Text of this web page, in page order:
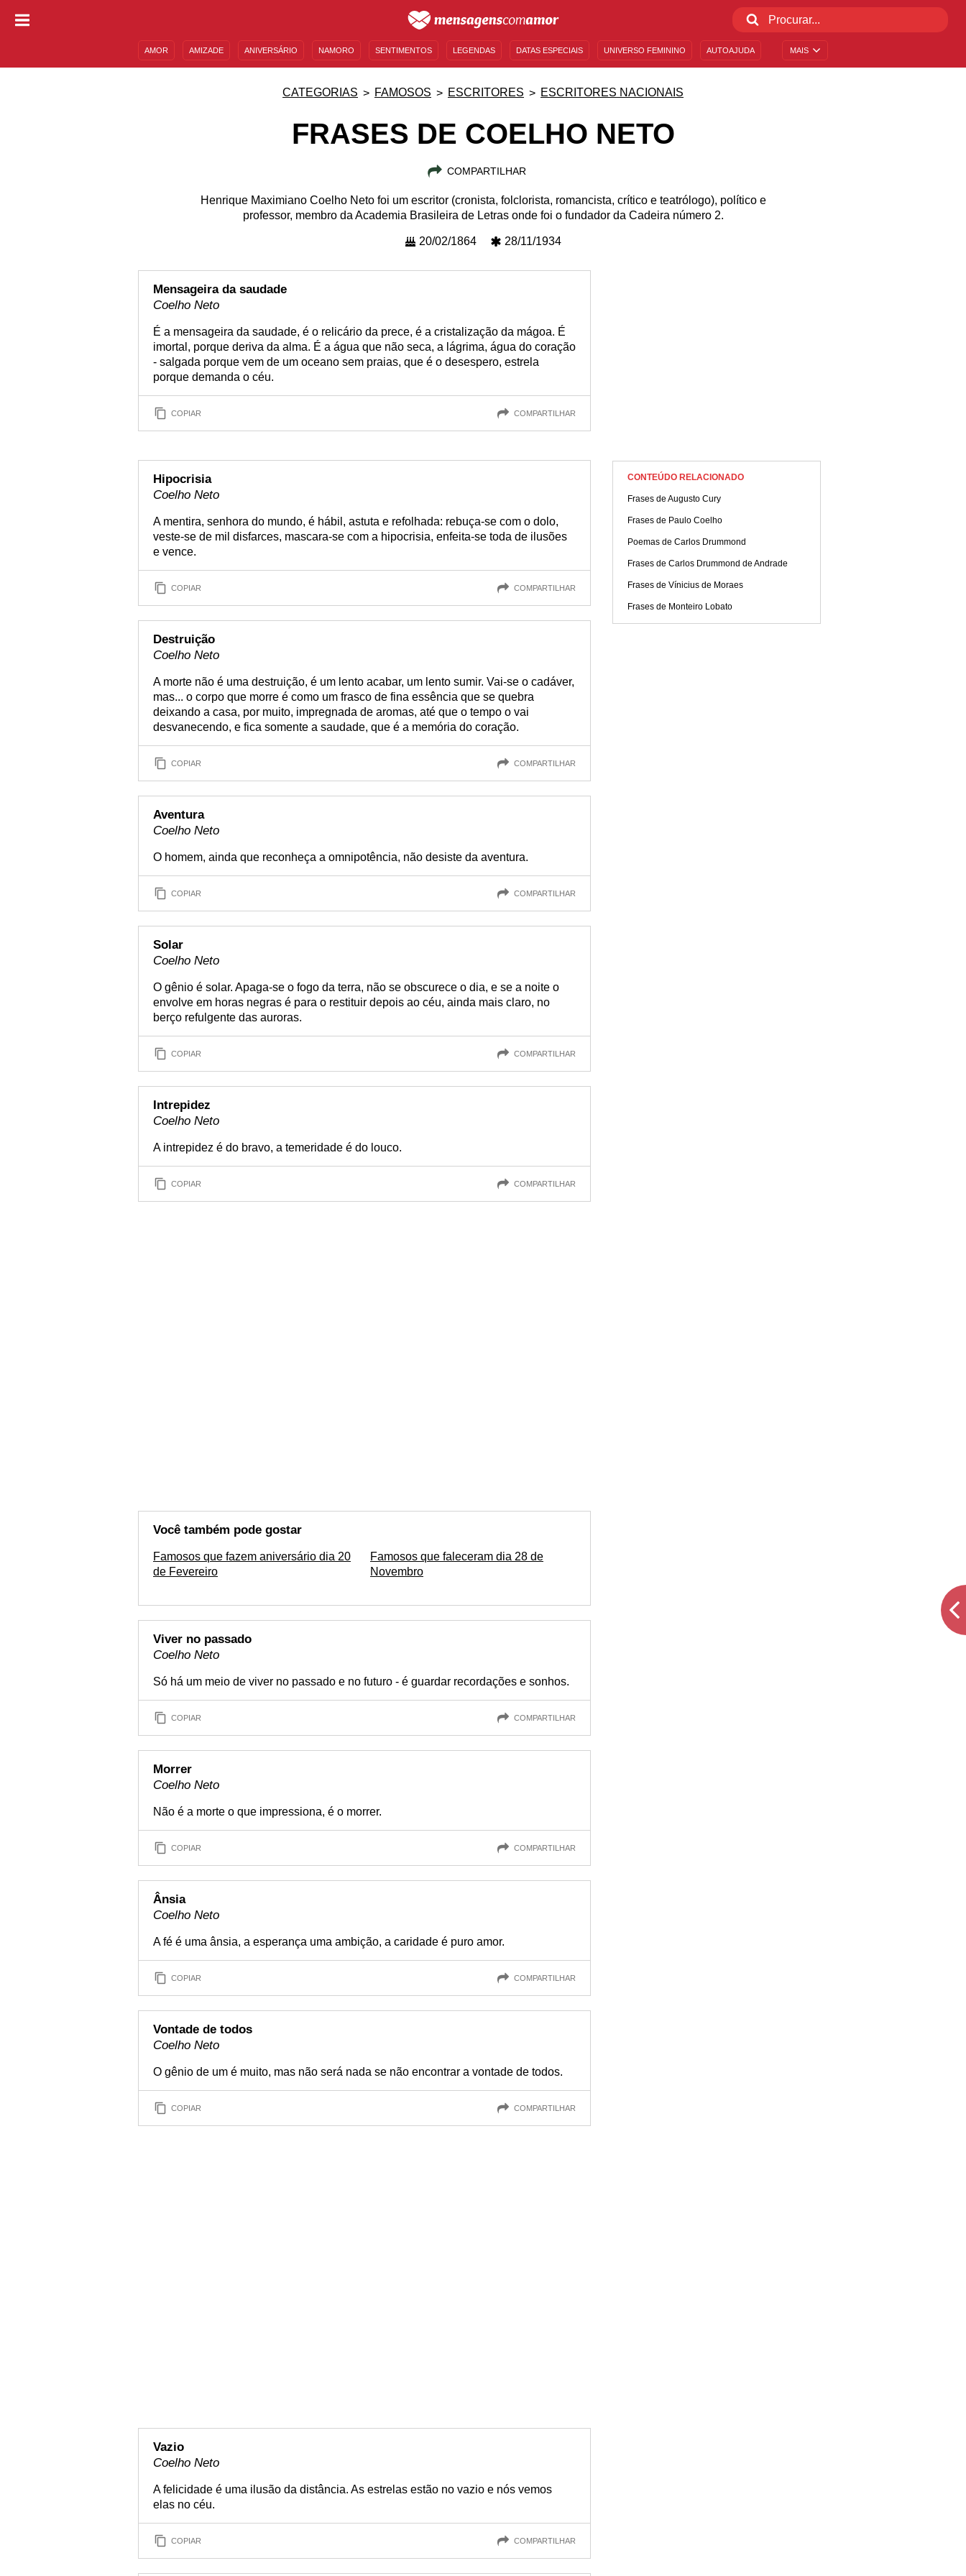
MAIS
AMOR AMIZADE ANIVERSÁRIO NAMORO SENTIMENTOS LEGENDAS DATAS ESPECIAIS UNIVERSO FEMININO AUTOAJUDA
CATEGORIAS FAMOSOS ESCRITORES ESCRITORES NACIONAIS
FRASES DE COELHO NETO
COMPARTILHAR
Henrique Maximiano Coelho Neto foi um escritor (cronista, folclorista, romancista, crítico e teatrólogo), político e
professor, membro da Academia Brasileira de Letras onde foi o fundador da Cadeira número 2.
20/02/1864 28/11/1934
Mensageira da saudade
Coelho Neto
É a mensageira da saudade, é o relicário da prece, é a cristalização da mágoa. É
imortal, porque deriva da alma. É a água que não seca, a lágrima, água do coração
- salgada porque vem de um oceano sem praias, que é o desespero, estrela
porque demanda o céu.
COPIAR COMPARTILHAR
Hipocrisia
Coelho Neto
A mentira, senhora do mundo, é hábil, astuta e refolhada: rebuça-se com o dolo,
veste-se de mil disfarces, mascara-se com a hipocrisia, enfeita-se toda de ilusões
e vence.
COPIAR COMPARTILHAR
Destruição
Coelho Neto
A morte não é uma destruição, é um lento acabar, um lento sumir. Vai-se o cadáver,
mas... o corpo que morre é como um frasco de fina essência que se quebra
deixando a casa, por muito, impregnada de aromas, até que o tempo o vai
desvanecendo, e fica somente a saudade, que é a memória do coração.
COPIAR COMPARTILHAR
Aventura
Coelho Neto
O homem, ainda que reconheça a omnipotência, não desiste da aventura.
COPIAR COMPARTILHAR
Solar
Coelho Neto
O gênio é solar. Apaga-se o fogo da terra, não se obscurece o dia, e se a noite o
envolve em horas negras é para o restituir depois ao céu, ainda mais claro, no
berço refulgente das auroras.
COPIAR COMPARTILHAR
Intrepidez
Coelho Neto
A intrepidez é do bravo, a temeridade é do louco.
COPIAR COMPARTILHAR
Você também pode gostar
Famosos que fazem aniversário dia 20
de Fevereiro
Famosos que faleceram dia 28 de
Novembro
Viver no passado
Coelho Neto
Só há um meio de viver no passado e no futuro - é guardar recordações e sonhos.
COPIAR COMPARTILHAR
Morrer
Coelho Neto
Não é a morte o que impressiona, é o morrer.
COPIAR COMPARTILHAR
Ânsia
Coelho Neto
A fé é uma ânsia, a esperança uma ambição, a caridade é puro amor.
COPIAR COMPARTILHAR
Vontade de todos
Coelho Neto
O gênio de um é muito, mas não será nada se não encontrar a vontade de todos.
COPIAR COMPARTILHAR
Vazio
Coelho Neto
A felicidade é uma ilusão da distância. As estrelas estão no vazio e nós vemos
elas no céu.
COPIAR COMPARTILHAR
CONTEÚDO RELACIONADO
Frases de Augusto Cury
Frases de Paulo Coelho
Poemas de Carlos Drummond
Frases de Carlos Drummond de Andrade
Frases de Vínicius de Moraes
Frases de Monteiro Lobato